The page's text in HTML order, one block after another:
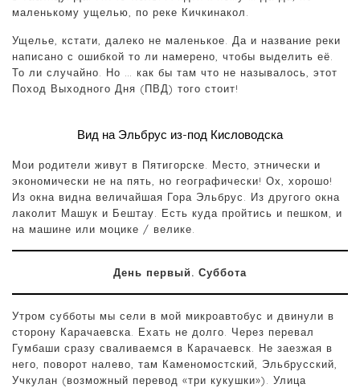
маленькому ущелью, по реке Кичкинакол.
Ущелье, кстати, далеко не маленькое. Да и название реки
написано с ошибкой то ли намерено, чтобы выделить её.
То ли случайно. Но … как бы там что не называлось, этот
Поход Выходного Дня (ПВД) того стоит!
Вид на Эльбрус из-под Кисловодска
Мои родители живут в Пятигорске. Место, этнически и
экономически не на пять, но географически! Ох, хорошо!
Из окна видна величайшая Гора Эльбрус. Из другого окна
лаколит Машук и Бештау. Есть куда пройтись и пешком, и
на машине или моцике / велике.
День первый. Суббота
Утром субботы мы сели в мой микроавтобус и двинули в
сторону Карачаевска. Ехать не долго. Через перевал
Гумбаши сразу сваливаемся в Карачаевск. Не заезжая в
него, поворот налево, там Каменомостский, Эльбрусский,
Учкулан (возможный перевод «три кукушки»). Улица